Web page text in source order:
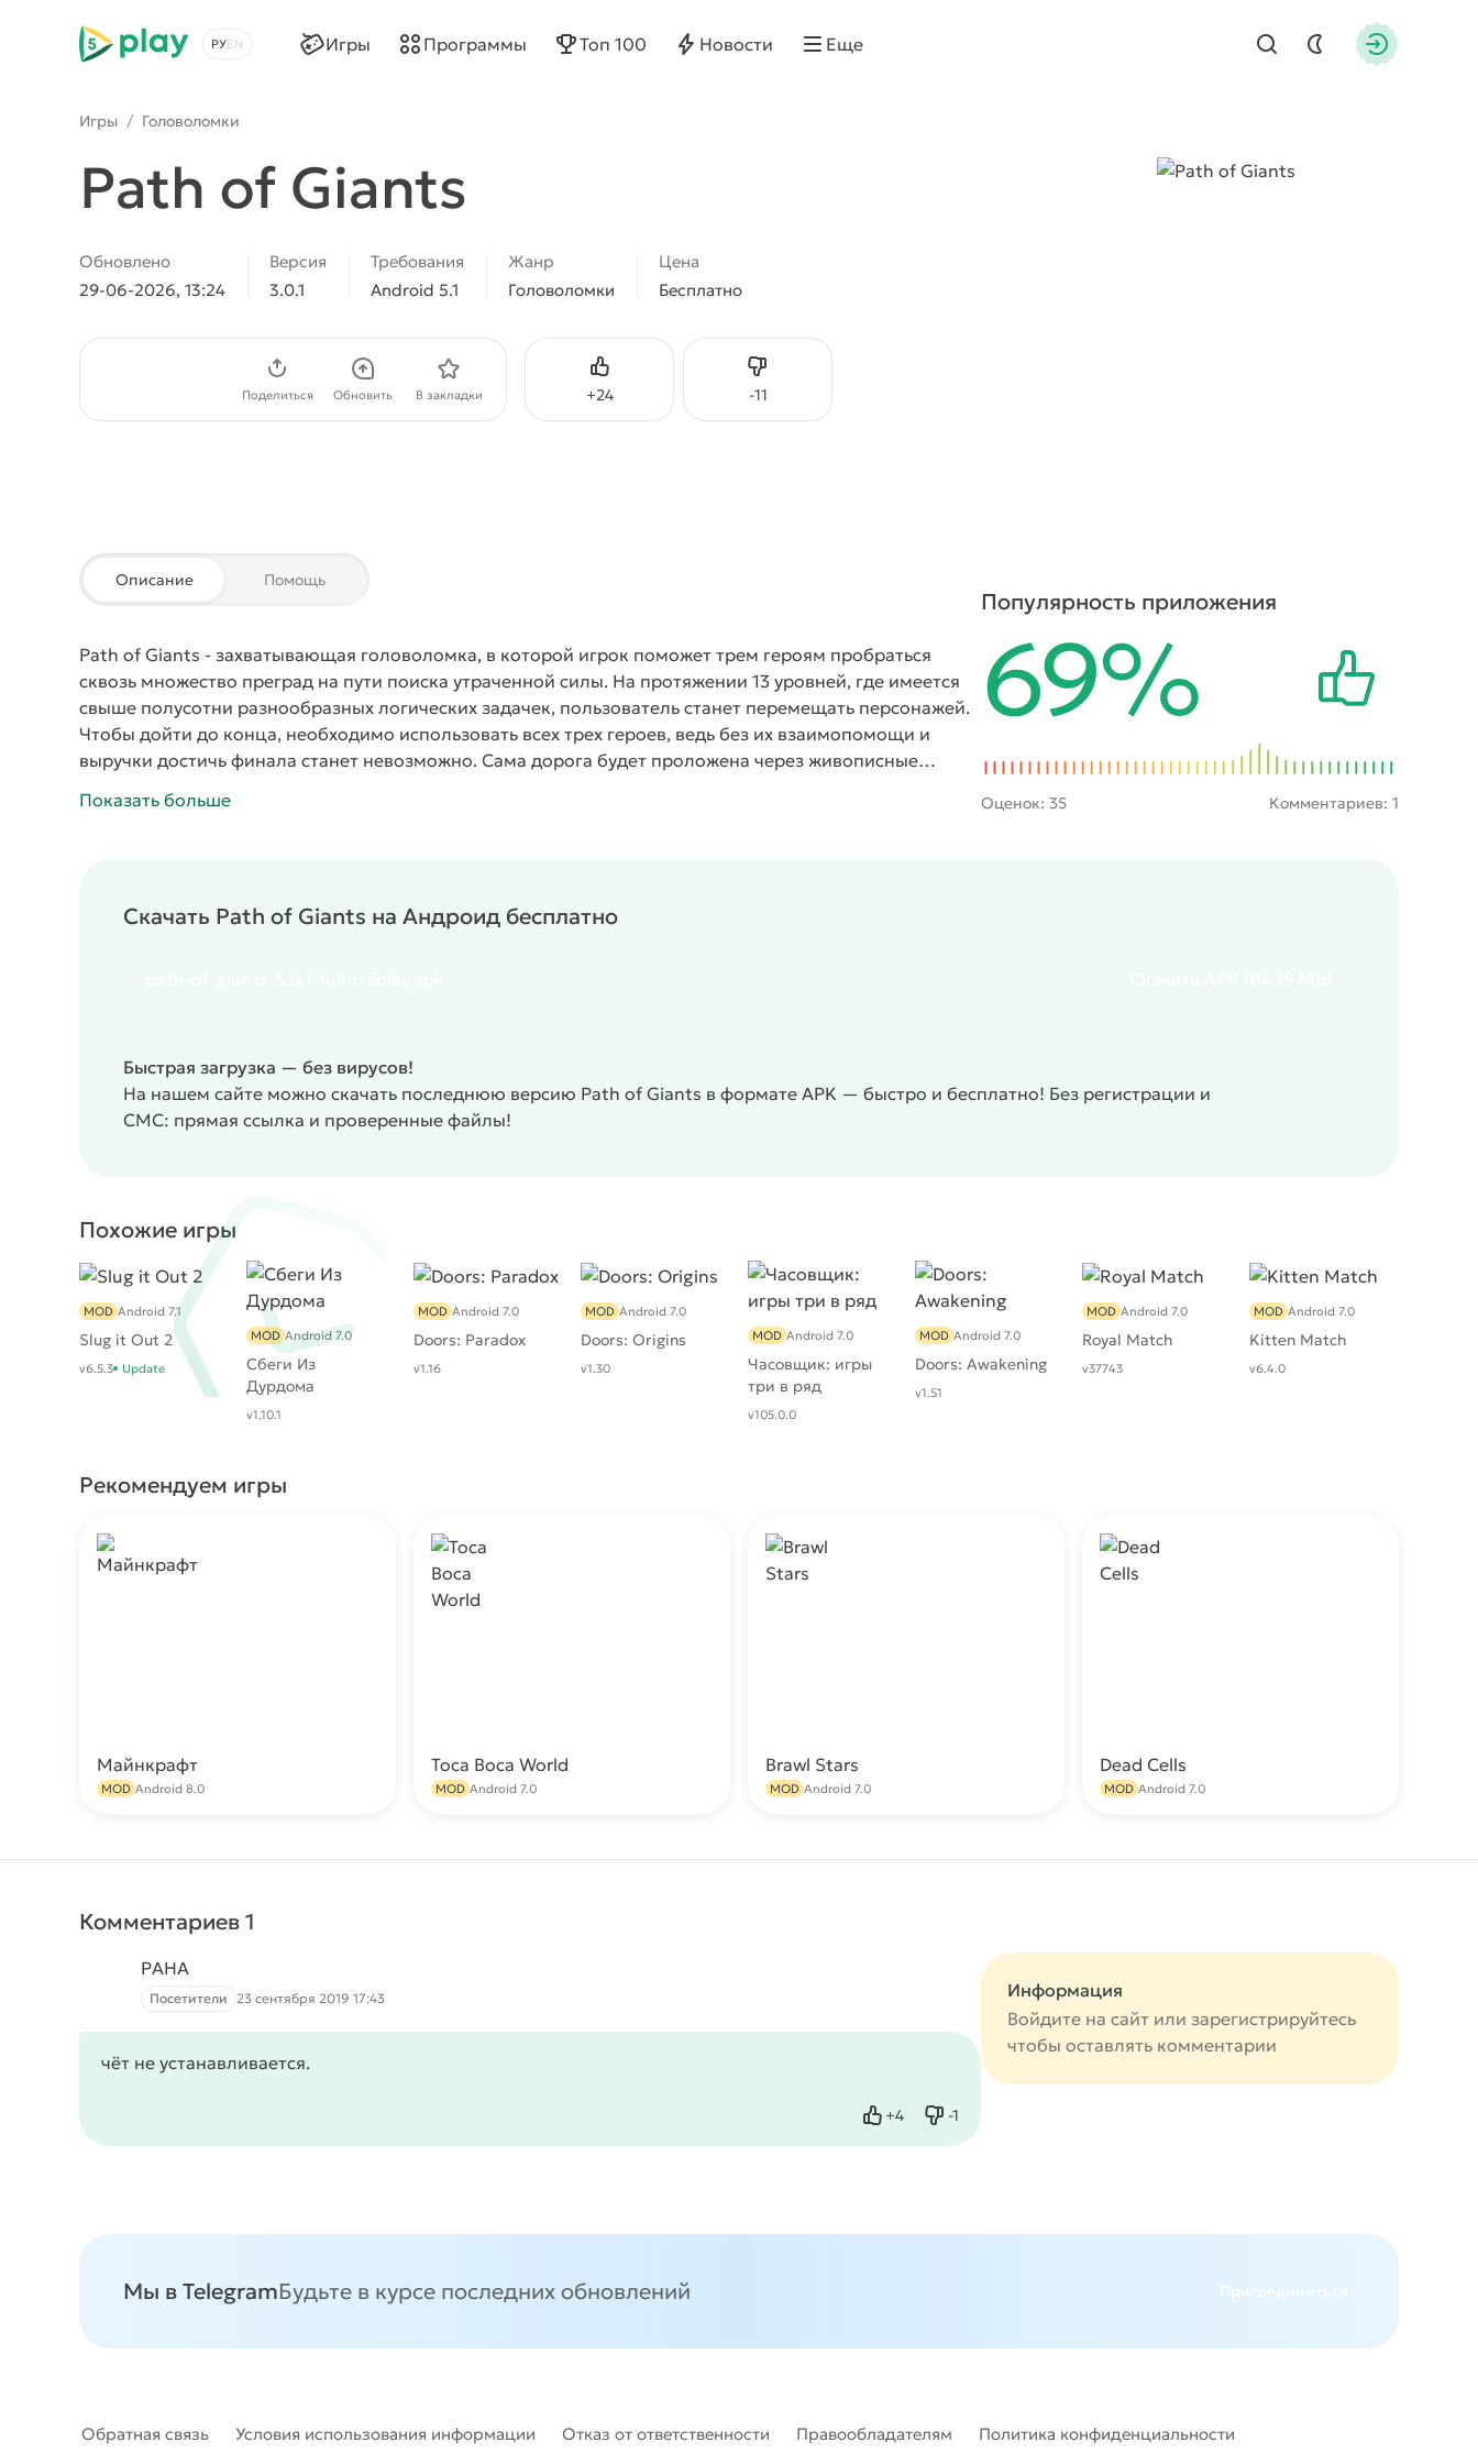
5play
Выбрать язык
Найти
Игры Программы Топ 100 Новости Еще
Игры / Головоломки
Path of Giants
Обновлено
29-06-2026, 13:24
Версия
3.0.1
Требования
Android 5.1
Жанр
Головоломки
Цена
Бесплатно
+24
Нравится -11
Не нравится
Поделиться Обновить В закладки
Описание Помощь
Path of Giants - захватывающая головоломка, в которой игрок поможет трем героям пробраться
сквозь множество преград на пути поиска утраченной силы. На протяжении 13 уровней, где имеется
свыше полусотни разнообразных логических задачек, пользователь станет перемещать персонажей.
Чтобы дойти до конца, необходимо использовать всех трех героев, ведь без их взаимопомощи и
выручки достичь финала станет невозможно. Сама дорога будет проложена через живописные
Показать больше
Популярность приложения
69%
Оценок: 35 Комментариев: 1
Скачать Path of Giants на Андроид бесплатно
Быстрая загрузка — без вирусов!
На нашем сайте можно скачать последнюю версию Path of Giants в формате APK — быстро и бесплатно! Без регистрации и
СМС: прямая ссылка и проверенные файлы!
Похожие игры
Slug it Out 2
MOD Android 7.1
v6.5.3 Update
Сбеги Из
Дурдома
MOD Android 7.0
v1.10.1
Doors: Paradox
MOD Android 7.0
v1.16
Doors: Origins
MOD Android 7.0
v1.30
Часовщик: игры
три в ряд
MOD Android 7.0
v105.0.0
Doors: Awakening
MOD Android 7.0
v1.51
Royal Match
MOD Android 7.0
v37743
Kitten Match
MOD Android 7.0
v6.4.0
Рекомендуем игры
Майнкрафт
MOD Android 8.0
Toca Boca World
MOD Android 7.0
Brawl Stars
MOD Android 7.0
Dead Cells
MOD Android 7.0
Комментариев 1
PAHA
Посетители 23 сентября 2019 17:43
чёт не устанавливается.
+4
Нравится -1
Не нравится
Информация
Войдите на сайт или зарегистрируйтесь
чтобы оставлять комментарии
Мы в TelegramБудьте в курсе последних обновлений Присоединиться
Обратная связь Условия использования информации Отказ от ответственности Правообладателям Политика конфиденциальности